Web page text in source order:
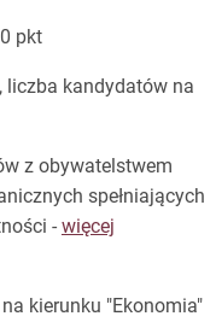
pkt
liczba kandydatów na
z obywatelstwem
spełniających
- więcej
kierunku "Ekonomia"